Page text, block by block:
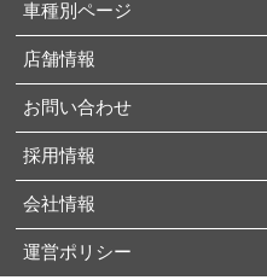
車種別ページ
店舗情報
お問い合わせ
採用情報
会社情報
運営ポリシー